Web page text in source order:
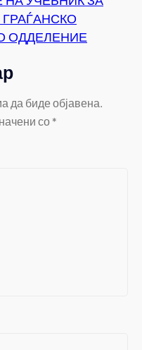
ОДДЕЛЕНИЕ
да биде објавена.
со *